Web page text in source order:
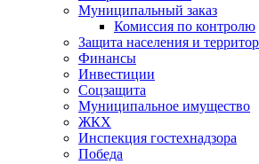
Муниципальный заказ
Комиссия по контролю
Защита населения и
Финансы
Инвестиции
Соцзащита
Муниципальное имущество
ЖКХ
Инспекция гостехнадзора
Победа